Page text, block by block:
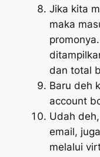
Jika kita
maka
dan total
Baru deh
account
Udah
email,
melalui